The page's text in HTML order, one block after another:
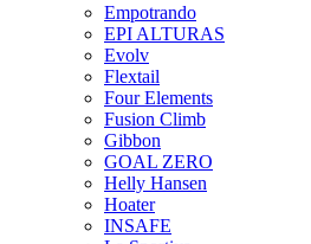
Empotrando
EPI ALTURAS
Evolv
Flextail
Four Elements
Fusion Climb
Gibbon
GOAL ZERO
Helly Hansen
Hoater
INSAFE